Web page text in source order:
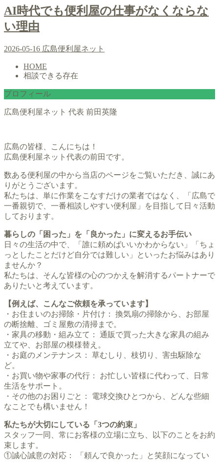
AI時代でも便利屋の仕事がなくならな
い理由
2026-05-16 広島便利屋ネット
HOME
相談できる存在
プロフィール
広島便利屋ネット 代表 前田英隆
広島の皆様、こんにちは！
広島便利屋ネット代表の前田です。
数ある便利屋の中から当店のページをご覧いただき、誠にあ
りがとうございます。
私たちは、単に作業をこなすだけの業者ではなく、「広島で
一番親切で、一番相談しやすい便利屋」を目指して日々活動
しております。
暮らしの「困った」を「良かった」に変えるお手伝い
日々の生活の中で、「誰に頼めばいいかわからない」「ちょ
っとしたことだけど自分では難しい」といったお悩みはあり
ませんか？
私たちは、そんな皆様の心のつかえを解消するパートナーで
ありたいと考えています。
【例えば、こんなご依頼を承っています】
・お住まいのお掃除・片付け： 換気扇の掃除から、お部屋
の断捨離、ゴミ屋敷の清掃まで。
・家具の移動・組み立て： 通販で買った大きな家具の組み
立てや、お部屋の模様替え。
・お庭のメンテナンス： 草むしり、枝切り、害虫駆除な
ど。
・お買い物や家事の代行： お忙しい皆様に代わって、日常
生活をサポート。
・その他のお困りごと： 電球交換ひとつから、どんな些細
なことでも構いません！
私たちが大切にしている「3つの約束」
スタッフ一同、常にお客様の立場に立ち、以下のことをお約
束します。
①誠心誠意の対応： 「頼んで良かった」と笑顔になってい